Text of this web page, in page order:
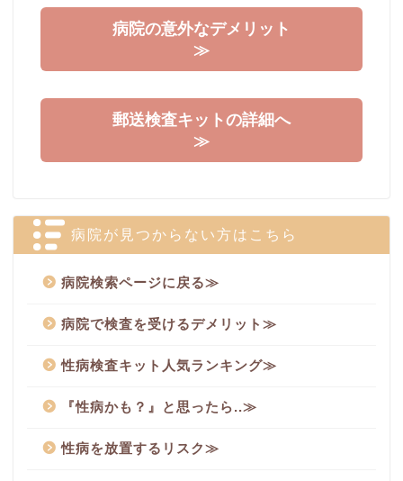
病院の意外なデメリット
≫
郵送検査キットの詳細へ
≫
病院が見つからない方はこちら
病院検索ページに戻る≫
病院で検査を受けるデメリット≫
性病検査キット人気ランキング≫
『性病かも？』と思ったら..≫
性病を放置するリスク≫